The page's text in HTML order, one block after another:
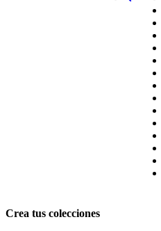
Crea tus colecciones